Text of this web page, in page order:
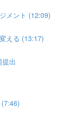
メント (12:09)
える (13:17)
出